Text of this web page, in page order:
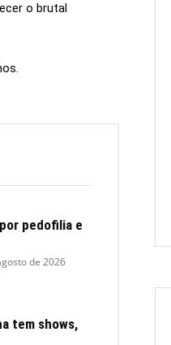
o brutal
pedofilia e
de 2026
tem shows,